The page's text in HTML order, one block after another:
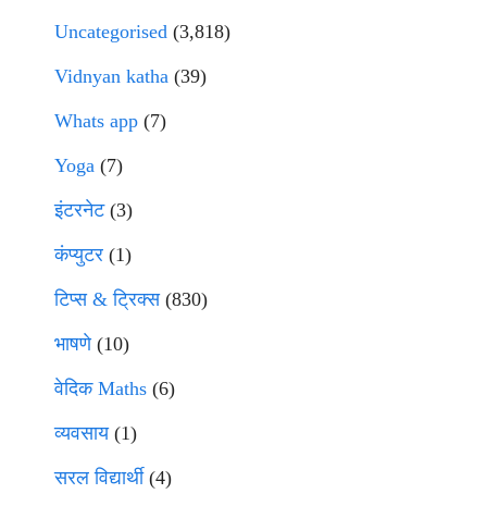
Uncategorised (3,818)
Vidnyan katha (39)
Whats app (7)
Yoga (7)
इंटरनेट(3)
कंप्युटर (1)
टिप्स & ट्रिक्स(830)
भाषणे(10)
वेदिक Maths (6)
व्यवसाय(1)
सरल विद्यार्थी(4)